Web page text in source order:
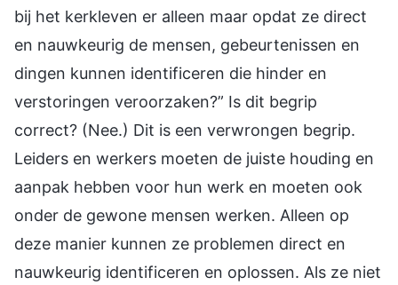
bij het kerkleven er alleen maar opdat ze direct
en nauwkeurig de mensen, gebeurtenissen en
dingen kunnen identificeren die hinder en
verstoringen veroorzaken?” Is dit begrip
correct? (Nee.) Dit is een verwrongen begrip.
Leiders en werkers moeten de juiste houding en
aanpak hebben voor hun werk en moeten ook
onder de gewone mensen werken. Alleen op
deze manier kunnen ze problemen direct en
nauwkeurig identificeren en oplossen. Als ze niet